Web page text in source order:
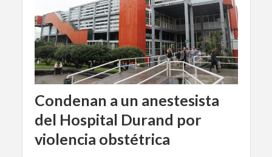
Condenan a un anestesista
del Hospital Durand por
violencia obstétrica